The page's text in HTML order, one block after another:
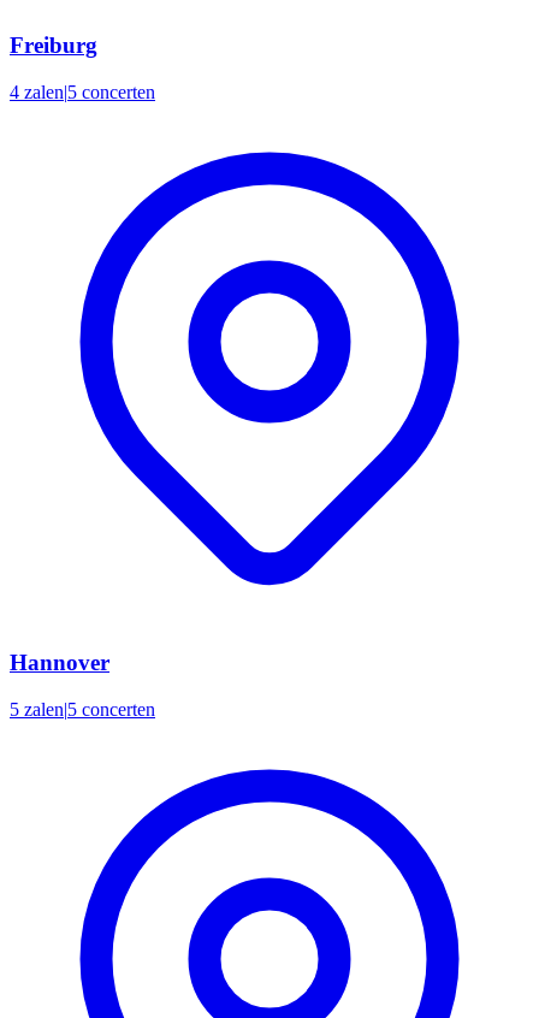
Freiburg
4 zalen|5 concerten
Hannover
5 zalen|5 concerten